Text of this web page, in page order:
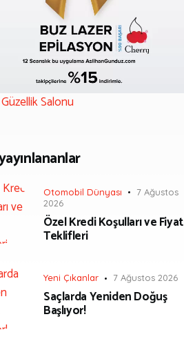
Salonu
Otomobil Dünyası
7 Ağustos
2026
Özel Kredi Koşulları ve Fiyat
Teklifleri
Yeni Çıkanlar 7 Ağustos 2026
Saçlarda Yeniden Doğuş
Başlıyor!